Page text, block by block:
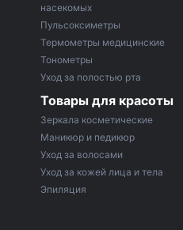
насекомых
Пульсоксиметры
Термометры медицинские
Тонометры
Уход за полостью рта
Товары для красоты
Зеркала косметические
Маникюр и педикюр
Уход за волосами
Уход за кожей лица и тела
Эпиляция